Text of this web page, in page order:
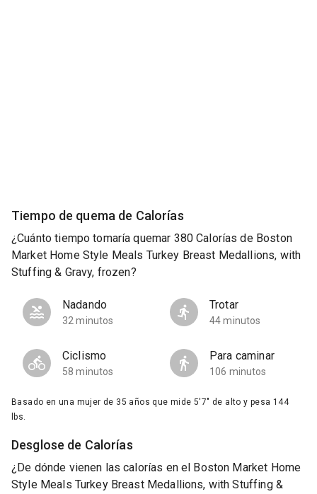
Tiempo de quema de Calorías
¿Cuánto tiempo tomaría quemar 380 Calorías de Boston
Market Home Style Meals Turkey Breast Medallions, with
Stuffing & Gravy, frozen?
Nadando
32 minutos
Trotar
44 minutos
Ciclismo
58 minutos
Para caminar
106 minutos
Basado en una mujer de 35 años que mide 5'7" de alto y pesa 144
lbs.
Desglose de Calorías
¿De dónde vienen las calorías en el Boston Market Home
Style Meals Turkey Breast Medallions, with Stuffing &